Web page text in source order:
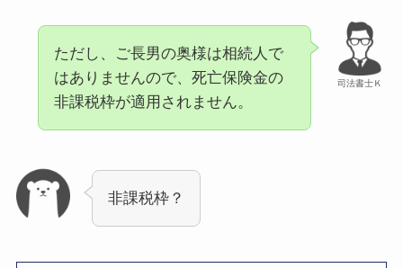
司法書士Ｋ
ただし、ご長男の奥様は相続人で
はありませんので、死亡保険金の
非課税枠が適用されません。
非課税枠？